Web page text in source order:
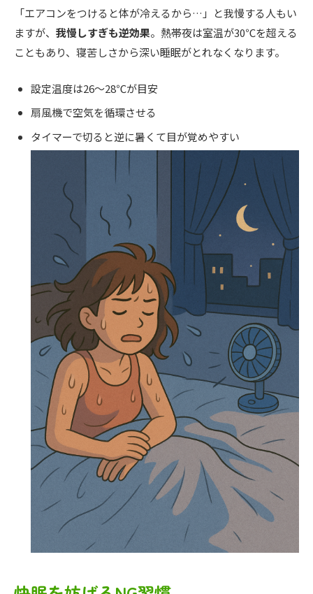
「エアコンをつけると体が冷えるから…」と我慢する人もい
ますが、 我慢しすぎも逆効果。熱帯夜は室温が30℃を超える
こともあり、寝苦しさから深い睡眠がとれなくなります。
設定温度は26〜28℃が目安
扇風機で空気を循環させる
タイマーで切ると逆に暑くて目が覚めやすい